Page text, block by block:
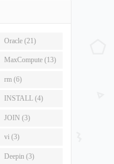
Oracle (21)
MaxCompute (13)
rm (6)
INSTALL (4)
JOIN (3)
vi (3)
Deepin (3)